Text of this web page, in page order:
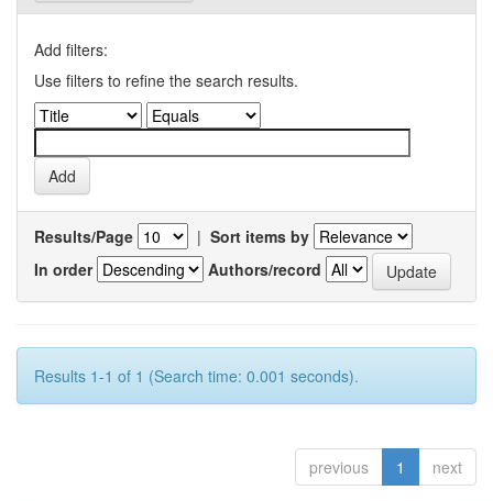
Add filters:
Use filters to refine the search results.
Results/Page | Sort items by
In order
Authors/record
Results 1-1 of 1 (Search time: 0.001 seconds).
previous 1 next